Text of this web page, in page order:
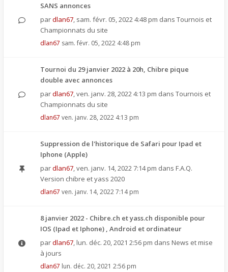
SANS annonces
pardlan67, sam. févr. 05, 2022 4:48 pm dans Tournois et
Championnats du site
dlan67 sam. févr. 05, 2022 4:48 pm
Tournoi du 29 janvier 2022 à 20h, Chibre pique
double avec annonces
pardlan67,ven. janv. 28, 2022 4:13 pm dans Tournois et
Championnats du site
dlan67 ven. janv. 28, 2022 4:13 pm
Suppression de l'historique de Safari pour Ipad et
Iphone (Apple)
pardlan67,ven. janv. 14, 2022 7:14 pm dans F.A.Q.
Version chibre et yass 2020
dlan67 ven. janv. 14, 2022 7:14 pm
8 janvier 2022 - Chibre.ch et yass.ch disponible pour
IOS (Ipad et Iphone) , Android et ordinateur
pardlan67, lun. déc. 20, 2021 2:56 pm dans News et mise
à jours
dlan67 lun. déc. 20, 2021 2:56 pm